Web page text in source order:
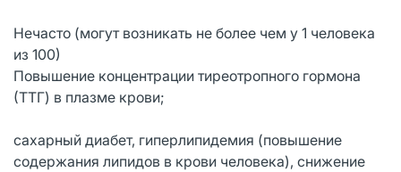
Нечасто (могут возникать не более чем у 1 человека
из 100)
Повышение концентрации тиреотропного гормона
(ТТГ) в плазме крови;
сахарный диабет, гиперлипидемия (повышение
содержания липидов в крови человека), снижение